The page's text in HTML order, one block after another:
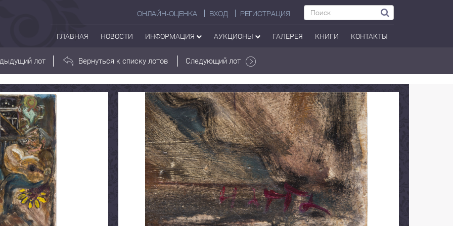
ОНЛАЙН-ОЦЕНКА ВХОД РЕГИСТРАЦИЯ
ГЛАВНАЯ НОВОСТИ ИНФОРМАЦИЯ АУКЦИОНЫ ГАЛЕРЕЯ КНИГИ КОНТАКТЫ
лот Вернуться к списку лотов Следующий лот